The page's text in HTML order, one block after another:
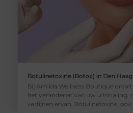
Botulinetoxine (Botox) in Den Haag
Bij Amilda Wellness Boutique
het veranderen van uw uitstraling,
verfijnen ervan. Botulinetoxine, ook